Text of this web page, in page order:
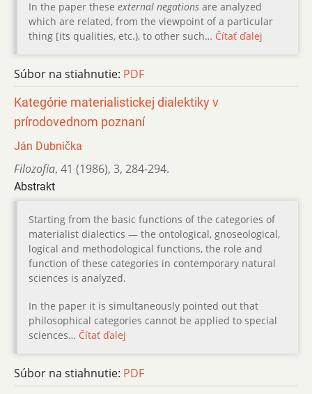
In the paper these external negations are analyzed
which are related, from the viewpoint of a particular
thing [its qualities, etc.), to other such… Čítať ďalej
Súbor na stiahnutie: PDF
Kategórie materialistickej dialektiky v
prírodovednom poznaní
Ján Dubnička
Filozofia, 41 (1986), 3, 284-294.
Abstrakt
Starting from the basic functions of the categories of
materialist dialectics — the ontological, gnoseological,
logical and methodological functions, the role and
function of these categories in contemporary natural
sciences is analyzed.
In the paper it is simultaneously pointed out that
philosophical categories cannot be applied to special
sciences… Čítať ďalej
Súbor na stiahnutie: PDF